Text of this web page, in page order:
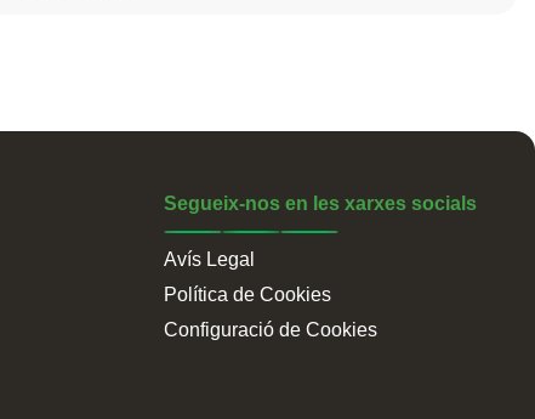
Segueix-nos en les xarxes socials
Avís Legal
Política de Cookies
Configuració de Cookies